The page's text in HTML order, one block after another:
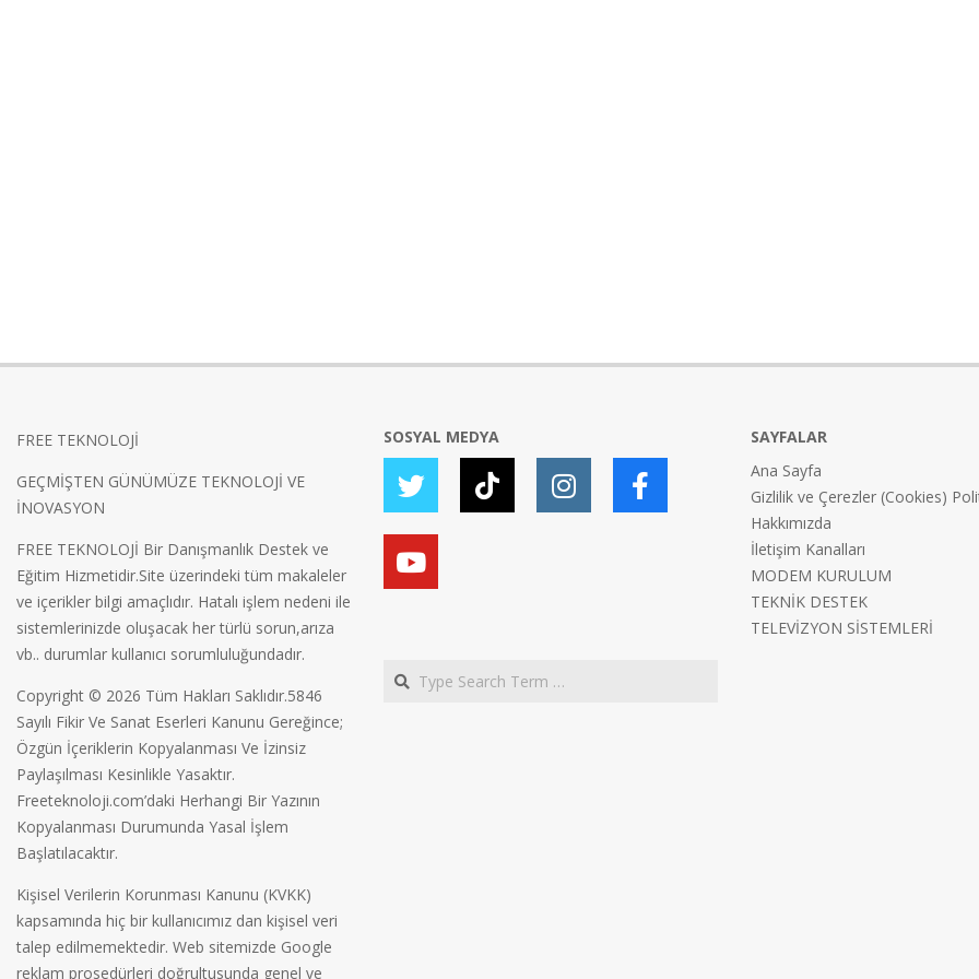
FREE TEKNOLOJİ
GEÇMİŞTEN GÜNÜMÜZE TEKNOLOJİ VE
İNOVASYON
FREE TEKNOLOJİ Bir Danışmanlık Destek ve
Eğitim Hizmetidir.Site üzerindeki tüm makaleler
ve içerikler bilgi amaçlıdır. Hatalı işlem nedeni ile
sistemlerinizde oluşacak her türlü sorun,arıza
vb.. durumlar kullanıcı sorumluluğundadır.
Copyright © 2026 Tüm Hakları Saklıdır.5846
Sayılı Fikir Ve Sanat Eserleri Kanunu Gereğince;
Özgün İçeriklerin Kopyalanması Ve İzinsiz
Paylaşılması Kesinlikle Yasaktır.
Freeteknoloji.com’daki Herhangi Bir Yazının
Kopyalanması Durumunda Yasal İşlem
Başlatılacaktır.
Kişisel Verilerin Korunması Kanunu (KVKK)
kapsamında hiç bir kullanıcımız dan kişisel veri
talep edilmemektedir. Web sitemizde Google
reklam prosedürleri doğrultusunda genel ve
SOSYAL MEDYA
Search
SAYFALAR
Ana Sayfa
Gizlilik ve Çerezler (Cookies)
Hakkımızda
İletişim Kanalları
MODEM KURULUM
TEKNİK DESTEK
TELEVİZYON SİSTEMLERİ